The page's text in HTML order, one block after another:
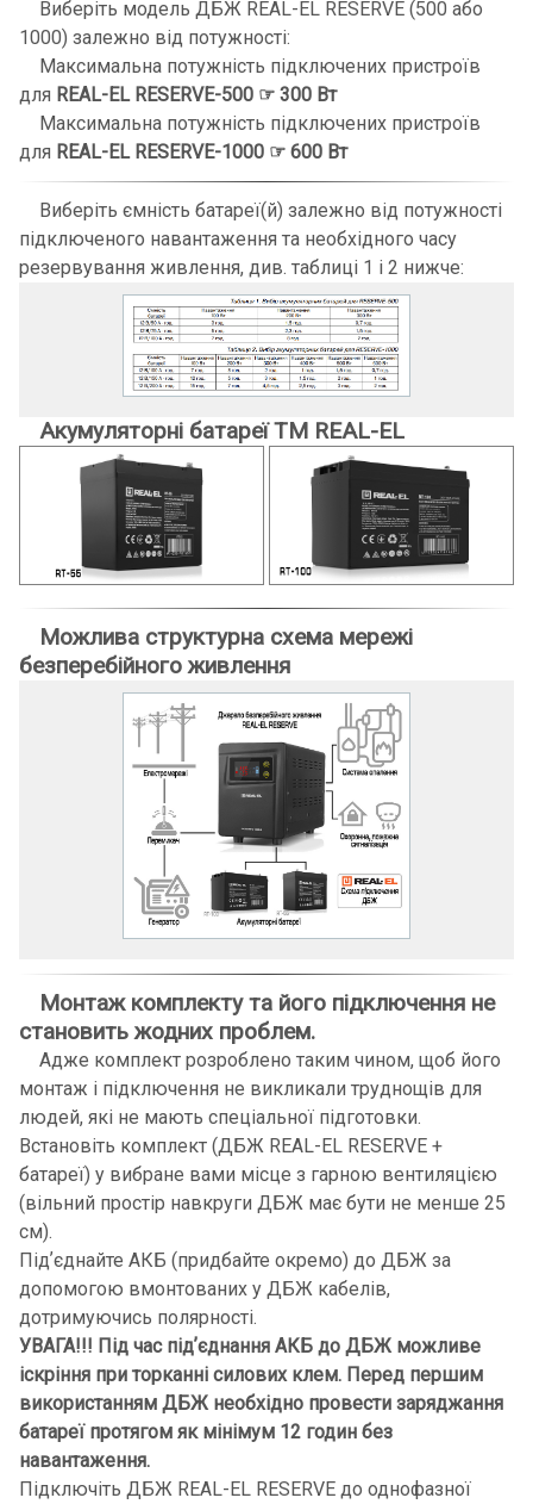
Виберіть модель ДБЖ REAL-EL RESERVE (500 або
1000) залежно від потужності:
Максимальна потужність підключених пристроїв
для REAL-EL RESERVE-500 ☞ 300 Вт
Максимальна потужність підключених пристроїв
для REAL-EL RESERVE-1000 ☞ 600 Вт
Виберіть ємність батареї(й) залежно від потужності
підключеного навантаження та необхідного часу
резервування живлення, див. таблиці 1 і 2 нижче:
Акумуляторні батареї TM REAL-EL
Можлива структурна схема мережі
безперебійного живлення
Монтаж комплекту та його підключення не
становить жодних проблем.
Адже комплект розроблено таким чином, щоб його
монтаж і підключення не викликали труднощів для
людей, які не мають спеціальної підготовки.
Встановіть комплект (ДБЖ REAL-EL RESERVE +
батареї) у вибране вами місце з гарною вентиляцією
(вільний простір навкруги ДБЖ має бути не менше 25
см).
Підʼєднайте АКБ (придбайте окремо) до ДБЖ за
допомогою вмонтованих у ДБЖ кабелів,
дотримуючись полярності.
УВАГА!!! Під час підʼєднання АКБ до ДБЖ можливе
іскріння при торканні силових клем. Перед першим
використанням ДБЖ необхідно провести заряджання
батареї протягом як мінімум 12 годин без
навантаження.
Підключіть ДБЖ REAL-EL RESERVE до однофазної